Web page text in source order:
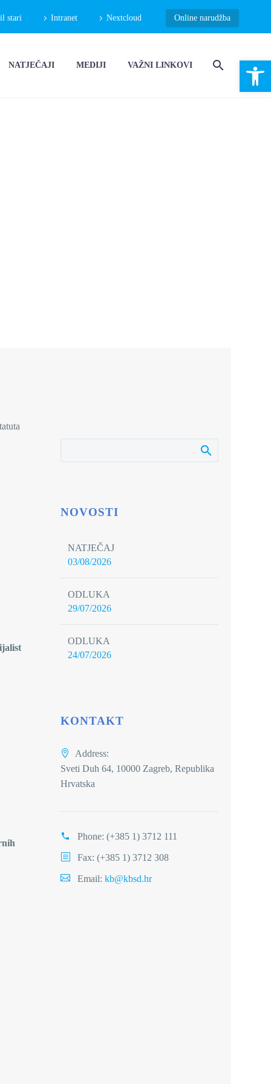
stari Intranet Nextcloud Online narudžba
NATJEČAJI MEDIJI VAŽNI LINKOVI
NOVOSTI
NATJEČAJ
03/08/2026
ODLUKA
29/07/2026
ODLUKA
24/07/2026
KONTAKT
Address:
Sveti Duh 64, 10000 Zagreb, Republika
Hrvatska
Phone: (+385 1) 3712 111
Fax: (+385 1) 3712 308
Email: kb@kbsd.hr